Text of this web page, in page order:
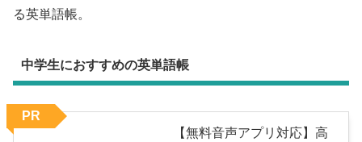
る英単語帳。
中学生におすすめの英単語帳
【無料音声アプリ対応】高
PR